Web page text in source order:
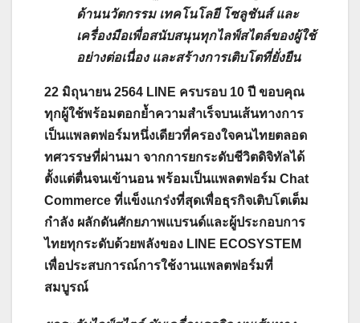
ด้านนวัตกรรม เทคโนโลยี โซลูชันส์ และ
เครื่องมือเพื่อสนับสนุนทุกไลฟ์สไตล์ของผู้ใช้
อย่างต่อเนื่อง และสร้างการเติบโตที่ยั่งยืน
22 มิถุนายน 2564 LINE ครบรอบ 10 ปี ขอบคุณ
ทุกผู้ใช้พร้อมตอกย้ำความสำเร็จบนเส้นทางการ
เป็นแพลตฟอร์มหนึ่งเดียวที่ครองใจคนไทยตลอด
ทศวรรษที่ผ่านมา จากการยกระดับชีวิตดิจิทัลได้
ตั้งแต่ตื่นจนเข้านอน พร้อมเป็นแพลตฟอร์ม Chat
Commerce ที่แข็งแกร่งที่สุดเพื่อธุรกิจเติบโตเต็ม
กำลัง ผลักดันศักยภาพแบรนด์และผู้ประกอบการ
ไทยทุกระดับด้วยพลังของ LINE ECOSYSTEM
เพื่อประสบการณ์การใช้งานแพลตฟอร์มที่
สมบูรณ์